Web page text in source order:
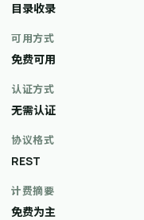
目录收录
可用方式
免费可用
认证方式
无需认证
协议格式
REST
计费摘要
免费为主